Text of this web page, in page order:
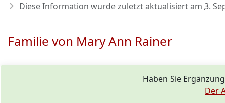
Diese Information wurde zuletzt aktualisiert am 3.
Familie von Mary Ann Rainer
Haben Sie
Der